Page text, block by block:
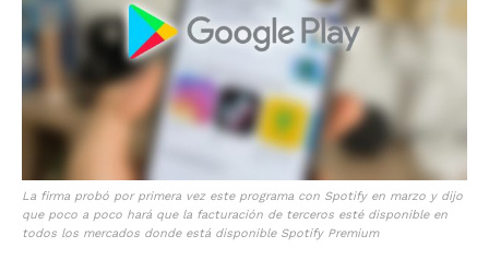
La firma probó por primera vez este programa con Spotify en marzo y dijo
que poco a poco hará que la facturación de terceros esté disponible en
todos los mercados donde está disponible Spotify Premium